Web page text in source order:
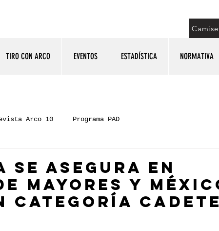
TIRO CON ARCO EVENTOS ESTADÍSTICA NORMATIVA
Arco 10 Programa PAD
SE ASEGURA EN
MAYORES Y
CATEGORÍA